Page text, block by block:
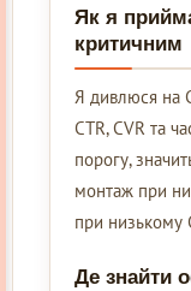
Як я
критичним
Я дивлюся на
CTR, CVR та
порогу,
монтаж при
при низькому
Де знайти